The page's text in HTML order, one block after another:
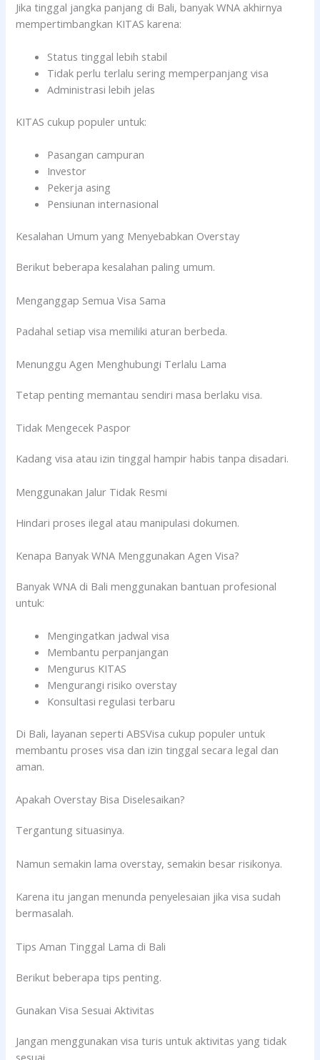
Jika tinggal jangka panjang di Bali, banyak WNA akhirnya
mempertimbangkan KITAS karena:
Status tinggal lebih stabil
Tidak perlu terlalu sering memperpanjang visa
Administrasi lebih jelas
KITAS cukup populer untuk:
Pasangan campuran
Investor
Pekerja asing
Pensiunan internasional
Kesalahan Umum yang Menyebabkan Overstay
Berikut beberapa kesalahan paling umum.
Menganggap Semua Visa Sama
Padahal setiap visa memiliki aturan berbeda.
Menunggu Agen Menghubungi Terlalu Lama
Tetap penting memantau sendiri masa berlaku visa.
Tidak Mengecek Paspor
Kadang visa atau izin tinggal hampir habis tanpa disadari.
Menggunakan Jalur Tidak Resmi
Hindari proses ilegal atau manipulasi dokumen.
Kenapa Banyak WNA Menggunakan Agen Visa?
Banyak WNA di Bali menggunakan bantuan profesional
untuk:
Mengingatkan jadwal visa
Membantu perpanjangan
Mengurus KITAS
Mengurangi risiko overstay
Konsultasi regulasi terbaru
Di Bali, layanan seperti ABSVisa cukup populer untuk
membantu proses visa dan izin tinggal secara legal dan
aman.
Apakah Overstay Bisa Diselesaikan?
Tergantung situasinya.
Namun semakin lama overstay, semakin besar risikonya.
Karena itu jangan menunda penyelesaian jika visa sudah
bermasalah.
Tips Aman Tinggal Lama di Bali
Berikut beberapa tips penting.
Gunakan Visa Sesuai Aktivitas
Jangan menggunakan visa turis untuk aktivitas yang tidak
sesuai.